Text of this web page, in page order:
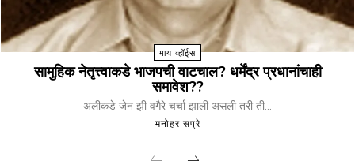
माय व्हॉईस
सामुहिक नेतृत्त्वाकडे भाजपची वाटचाल? धर्मेंद्र प्रधानांचाही
समावेश??
अलीकडे जेन झी वगैरे चर्चा झाली असली तरी ती...
मनोहर सप्रे